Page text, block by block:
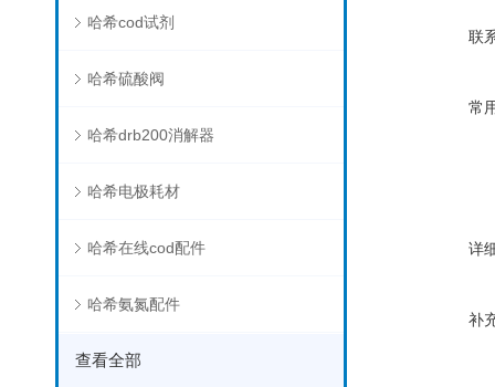
哈希cod试剂
哈希硫酸阀
哈希drb200消解器
哈希电极耗材
哈希在线cod配件
哈希氨氮配件
查看全部
联
常
详
补